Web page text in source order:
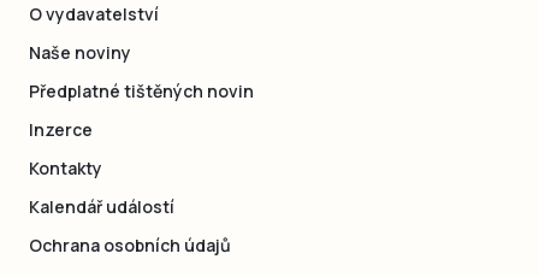
O vydavatelství
Naše noviny
Předplatné tištěných novin
Inzerce
Kontakty
Kalendář událostí
Ochrana osobních údajů